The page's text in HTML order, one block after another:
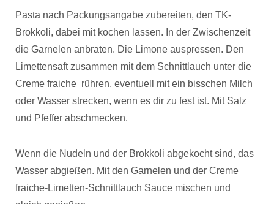
Pasta nach Packungsangabe zubereiten, den TK-
Brokkoli, dabei mit kochen lassen. In der Zwischenzeit
die Garnelen anbraten. Die Limone auspressen. Den
Limettensaft zusammen mit dem Schnittlauch unter die
Creme fraiche rühren, eventuell mit ein bisschen Milch
oder Wasser strecken, wenn es dir zu fest ist. Mit Salz
und Pfeffer abschmecken.
Wenn die Nudeln und der Brokkoli abgekocht sind, das
Wasser abgießen. Mit den Garnelen und der Creme
fraiche-Limetten-Schnittlauch Sauce mischen und